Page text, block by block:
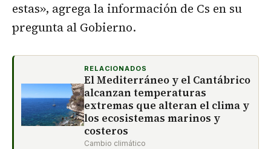
estas», agrega la información de Cs en su
pregunta al Gobierno.
RELACIONADOS
El Mediterráneo y el Cantábrico
alcanzan temperaturas
extremas que alteran el clima y
los ecosistemas marinos y
costeros
Cambio climático